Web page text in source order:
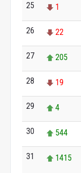
25 1
26 22
27 205
28 19
29 4
30 544
31 1415